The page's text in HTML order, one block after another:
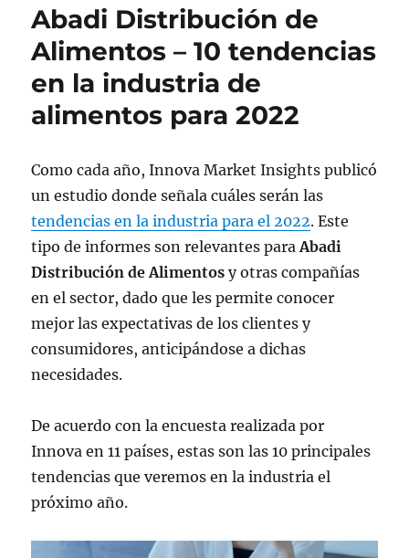
Abadi Distribución de
Alimentos – 10 tendencias
en la industria de
alimentos para 2022
Como cada año, Innova Market Insights publicó
un estudio donde señala cuáles serán las
tendencias en la industria para el 2022. Este
tipo de informes son relevantes paraAbadi
Distribución de Alimentos y otras compañías
en el sector, dado que les permite conocer
mejor las expectativas de los clientes y
consumidores, anticipándose a dichas
necesidades.
De acuerdo con la encuesta realizada por
Innova en 11 países, estas son las 10 principales
tendencias que veremos en la industria el
próximo año.